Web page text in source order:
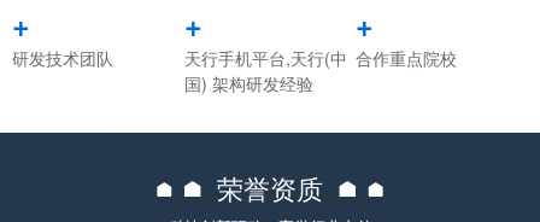
+
研发技术团队
+
天行手机平台,天行(中
国) 架构研发经验
+
合作重点院校
荣誉资质